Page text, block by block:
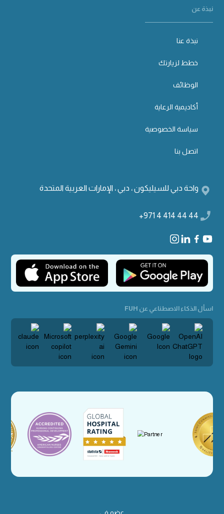
نبذة عن
نبذة عنا
خطط لزيارتك
الوظائف
أكاديمية الرعاية
سياسة الخصوصية
اتصل بنا
واحة دبي للسيليكون ، دبي ، الإمارات العربية المتحدة
+971 4 414 44 44
اسأل الذكاء الاصطناعي عن FUH